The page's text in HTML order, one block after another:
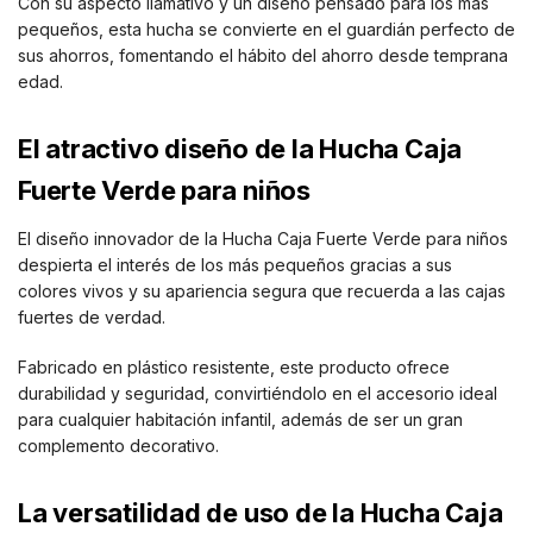
pequeños, esta hucha se convierte en el guardián perfecto de
sus ahorros, fomentando el hábito del ahorro desde temprana
edad.
El atractivo diseño de la Hucha Caja
Fuerte Verde para niños
El diseño innovador de la Hucha Caja Fuerte Verde para niños
despierta el interés de los más pequeños gracias a sus
colores vivos y su apariencia segura que recuerda a las cajas
fuertes de verdad.
Fabricado en plástico resistente, este producto ofrece
durabilidad y seguridad, convirtiéndolo en el accesorio ideal
para cualquier habitación infantil, además de ser un gran
complemento decorativo.
La versatilidad de uso de la Hucha Caja